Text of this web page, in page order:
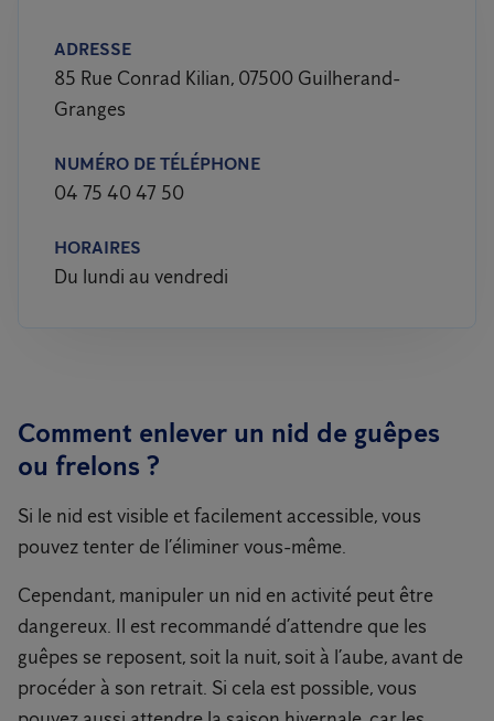
ADRESSE
85 Rue Conrad Kilian, 07500 Guilherand-
Granges
NUMÉRO DE TÉLÉPHONE
04 75 40 47 50
HORAIRES
Du lundi au vendredi
Comment enlever un nid de guêpes
ou frelons ?
Si le nid est visible et facilement accessible, vous
pouvez tenter de l’éliminer vous-même.
Cependant, manipuler un nid en activité peut être
dangereux. Il est recommandé d’attendre que les
guêpes se reposent, soit la nuit, soit à l’aube, avant de
procéder à son retrait. Si cela est possible, vous